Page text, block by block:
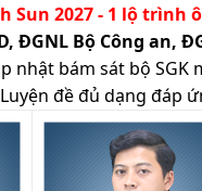
Sun 2027 - 1 lộ trình
ĐGNL Bộ Công an,
nhật bám sát bộ SGK
đề đủ dạng đáp